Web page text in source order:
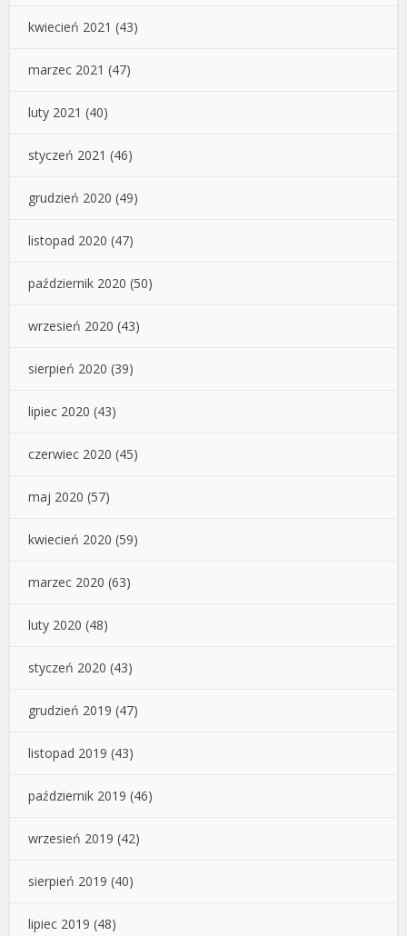
kwiecień 2021 (43)
marzec 2021 (47)
luty 2021 (40)
styczeń 2021 (46)
grudzień 2020 (49)
listopad 2020 (47)
październik 2020 (50)
wrzesień 2020 (43)
sierpień 2020 (39)
lipiec 2020 (43)
czerwiec 2020 (45)
maj 2020 (57)
kwiecień 2020 (59)
marzec 2020 (63)
luty 2020 (48)
styczeń 2020 (43)
grudzień 2019 (47)
listopad 2019 (43)
październik 2019 (46)
wrzesień 2019 (42)
sierpień 2019 (40)
lipiec 2019 (48)